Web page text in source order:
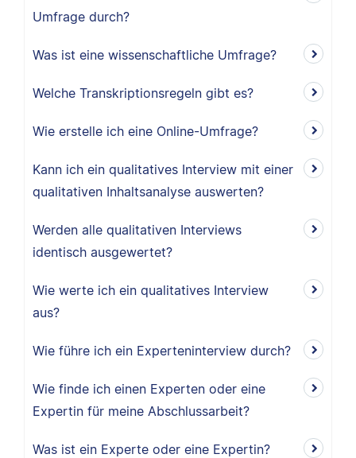
Umfrage durch?
Was ist eine wissenschaftliche Umfrage?
Welche Transkriptionsregeln gibt es?
Wie erstelle ich eine Online-Umfrage?
Kann ich ein qualitatives Interview mit einer
qualitativen Inhaltsanalyse auswerten?
Werden alle qualitativen Interviews
identisch ausgewertet?
Wie werte ich ein qualitatives Interview
aus?
Wie führe ich ein Experteninterview durch?
Wie finde ich einen Experten oder eine
Expertin für meine Abschlussarbeit?
Was ist ein Experte oder eine Expertin?